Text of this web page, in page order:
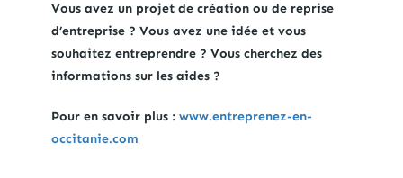
Vous avez un projet de création ou de reprise
d’entreprise ? Vous avez une idée et vous
souhaitez entreprendre ? Vous cherchez des
informations sur les aides ?
Pour en savoir plus : www.entreprenez-en-
occitanie.com